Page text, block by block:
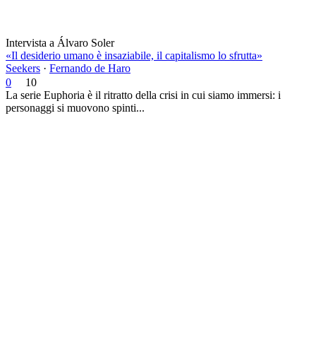
Intervista a Álvaro Soler
«Il desiderio umano è insaziabile, il capitalismo lo sfrutta»
Seekers · Fernando de Haro
0
10
La serie Euphoria è il ritratto della crisi in cui siamo immersi: i
personaggi si muovono spinti...